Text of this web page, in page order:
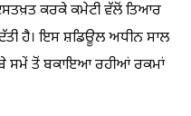
ਕਰਕੇ ਕਮੇਟੀ ਵੱਲੋਂ ਤਿਆਰ
ਹੈ। ਇਸ ਸ਼ਡਿਊਲ ਅਧੀਨ ਸਾਲ
ਸਮੇਂ ਤੋਂ ਬਕਾਇਆ ਰਹੀਆਂ ਰਕਮਾਂ